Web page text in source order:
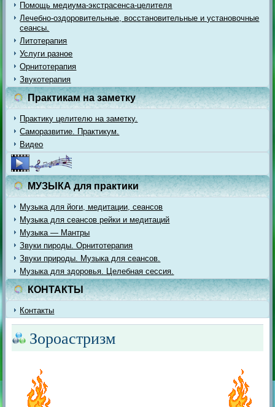
Помощь медиума-экстрасенса-целителя
Лечебно-оздоровительные, восстановительные и установочные
сеансы.
Литотерапия
Услуги разное
Орнитотерапия
Звукотерапия
Практикам на заметку
Практику целителю на заметку.
Саморазвитие. Практикум.
Видео
МУЗЫКА для практики
Музыка для йоги, медитации, сеансов
Музыка для сеансов рейки и медитаций
Музыка — Мантры
Звуки пироды. Орнитотерапия
Звуки природы. Музыка для сеансов.
Музыка для здоровья. Целебная сессия.
КОНТАКТЫ
Контакты
Зороастризм